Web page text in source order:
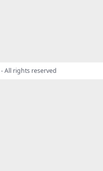
- All rights reserved